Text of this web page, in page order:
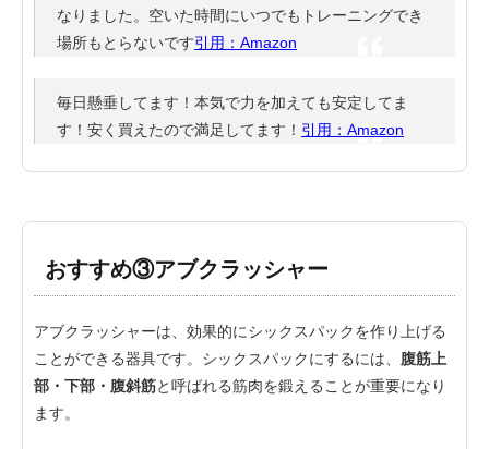
なりました。空いた時間にいつでもトレーニングでき
場所もとらないです引用：Amazon
毎日懸垂してます！本気で力を加えても安定してま
す！安く買えたので満足してます！ 引用：Amazon
おすすめ③アブクラッシャー
アブクラッシャーは、効果的にシックスパックを作り上げる
ことができる器具です。シックスパックにするには、 腹筋上
部・下部・腹斜筋と呼ばれる筋肉を鍛えることが重要になり
ます。